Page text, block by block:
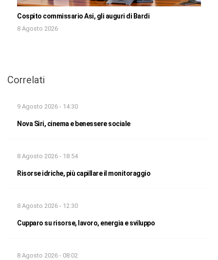
Cospito commissario Asi, gli auguri di Bardi
8 Agosto 2026
Correlati
9 Agosto 2026 - 14:30
Nova Siri, cinema e benessere sociale
8 Agosto 2026 - 18:54
Risorse idriche, più capillare il monitoraggio
8 Agosto 2026 - 12:30
Cupparo su risorse, lavoro, energia e sviluppo
8 Agosto 2026 - 08:02